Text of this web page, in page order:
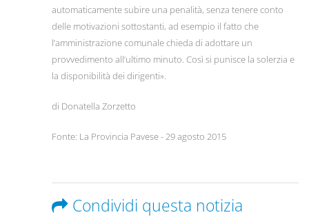
automaticamente subire una penalità, senza tenere conto
delle motivazioni sottostanti, ad esempio il fatto che
l’amministrazione comunale chieda di adottare un
provvedimento all’ultimo minuto. Così si punisce la solerzia e
la disponibilità dei dirigenti».
di Donatella Zorzetto
Fonte: La Provincia Pavese - 29 agosto 2015
Condividi questa notizia